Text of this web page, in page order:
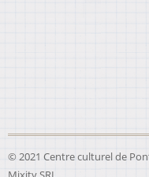
© 2021 Centre culturel de